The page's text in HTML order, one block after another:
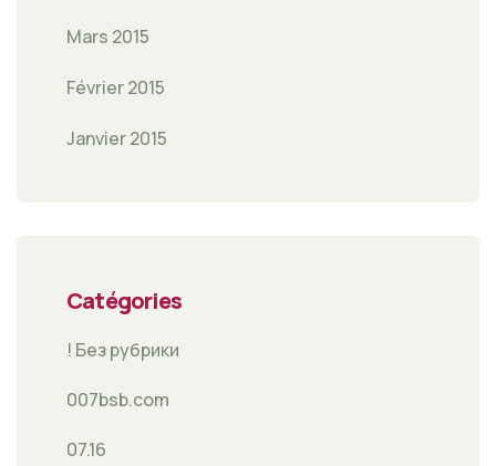
Mars 2015
Février 2015
Janvier 2015
Catégories
! Без рубрики
007bsb.com
07.16